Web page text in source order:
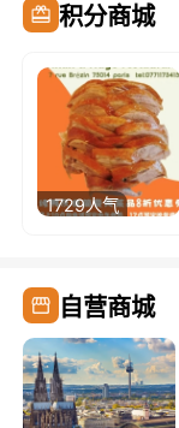
积分商城
1729人气
自营商城